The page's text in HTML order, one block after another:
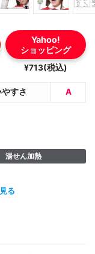
Yahoo!
ショッピング
¥713(税込)
すさ A
湯せん加熱
る